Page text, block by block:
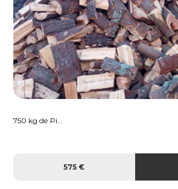
750 kg de Pi...
575 €